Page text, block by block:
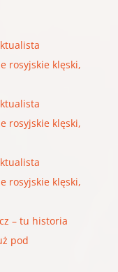
rosyjskie klęski,
rosyjskie klęski,
rosyjskie klęski,
– tu historia
pod